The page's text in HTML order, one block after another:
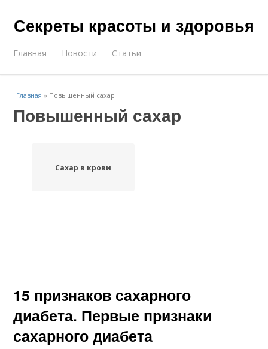
Секреты красоты и здоровья
Главная Новости Статьи
Главная » Повышенный сахар
Повышенный сахар
Сахар в крови
15 признаков сахарного
диабета. Первые признаки
сахарного диабета